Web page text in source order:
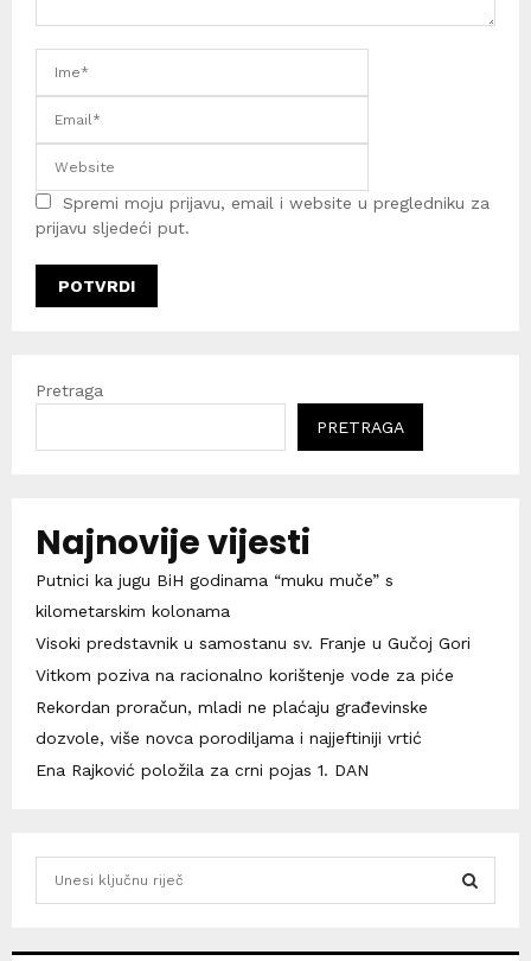
Spremi moju prijavu, email i website u pregledniku za
prijavu sljedeći put.
Pretraga
PRETRAGA
Najnovije vijesti
Putnici ka jugu BiH godinama “muku muče” s
kilometarskim kolonama
Visoki predstavnik u samostanu sv. Franje u Gučoj Gori
Vitkom poziva na racionalno korištenje vode za piće
Rekordan proračun, mladi ne plaćaju građevinske
dozvole, više novca porodiljama i najjeftiniji vrtić
Ena Rajković položila za crni pojas 1. DAN